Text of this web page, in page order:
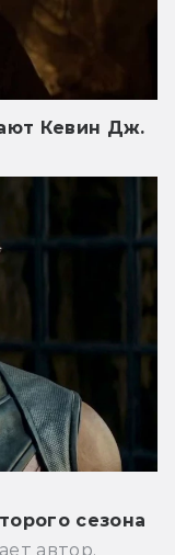
Кевин Дж.
сезона
автор.